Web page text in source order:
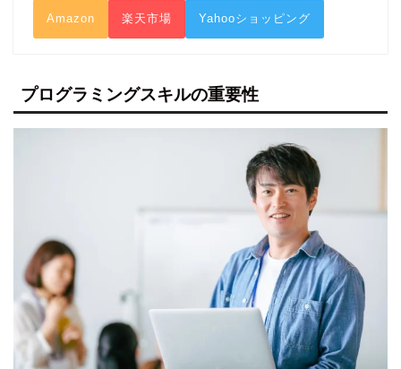
Amazon 楽天市場 Yahooショッピング
プログラミングスキルの重要性